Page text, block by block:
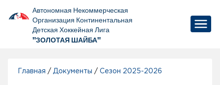
Автономная Некоммерческая
Организация Континентальная
Детская Хоккейная Лига
"ЗОЛОТАЯ ШАЙБА"
Главная / Документы / Сезон 2025-2026